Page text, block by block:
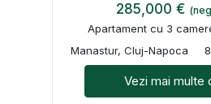
285,000 €
Apartament cu 3
Manastur, Cluj-Napoca
Vezi mai multe